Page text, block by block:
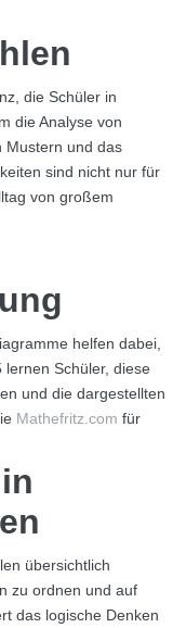
die Schüler in
die Analyse von
Mustern und das
sind nicht nur für
von großem
helfen dabei,
Schüler, diese
und die dargestellten
Mathefritz.com für
übersichtlich
zu ordnen und auf
das logische Denken